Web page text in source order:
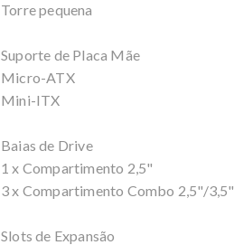
Torre pequena
Suporte de Placa Mãe
Micro-ATX
Mini-ITX
Baias de Drive
1 x Compartimento 2,5"
3 x Compartimento Combo 2,5"/3,5"
Slots de Expansão